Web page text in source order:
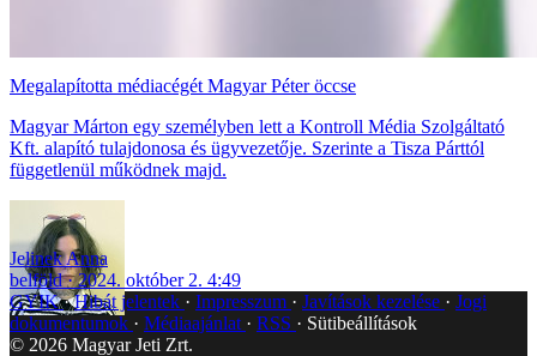
Megalapította médiacégét Magyar Péter öccse
Magyar Márton egy személyben lett a Kontroll Média Szolgáltató
Kft. alapító tulajdonosa és ügyvezetője. Szerinte a Tisza Párttól
függetlenül működnek majd.
Jelinek Anna
belföld
2024. október 2. 4:49
GYIK Hibát jelentek Impresszum Javítások kezelése
Jogi
dokumentumok
Médiaajánlat RSS
Sütibeállítások
© 2026 Magyar Jeti Zrt.